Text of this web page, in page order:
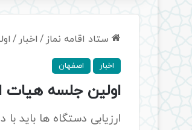
ستاد اقامه نماز / اخبار /
اخبار اصفهان
اولین جلسه هیات
ارزیابی دستگاه ها باید